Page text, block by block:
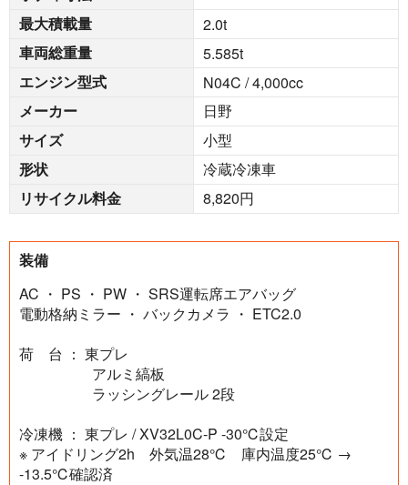
最大積載量
2.0t
車両総重量
5.585t
エンジン型式
N04C / 4,000cc
メーカー
日野
サイズ
小型
形状
冷蔵冷凍車
リサイクル料金
8,820円
装備
AC ・ PS ・ PW ・ SRS運転席エアバッグ
電動格納ミラー ・ バックカメラ ・ ETC2.0
荷 台 ： 東プレ
アルミ縞板
ラッシングレール 2段
冷凍機 ： 東プレ / XV32L0C-P -30℃設定
※ アイドリング2h 外気温28℃ 庫内温度25℃ →
-13.5℃確認済